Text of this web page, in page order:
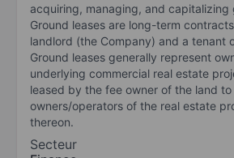
acquiring, managing, and capitalizing
Ground leases are long-term
landlord (the Company) and a tenant
Ground leases generally represent
underlying commercial real estate
leased by the fee owner of the land
owners/operators of the real estate
thereon.
Secteur